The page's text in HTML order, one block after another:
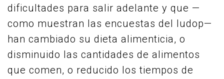
dificultades para salir adelante y que —
como muestran las encuestas del Iudop—
han cambiado su dieta alimenticia, o
disminuido las cantidades de alimentos
que comen, o reducido los tiempos de